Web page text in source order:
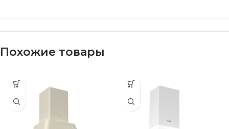
Похожие товары